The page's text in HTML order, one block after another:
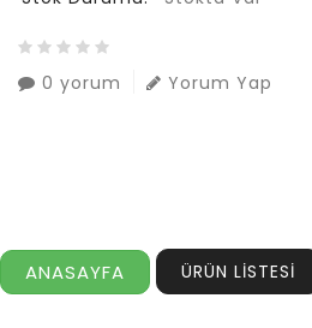
0 yorum Yorum Yap
ANASAYFA ÜRÜN LİSTESİ